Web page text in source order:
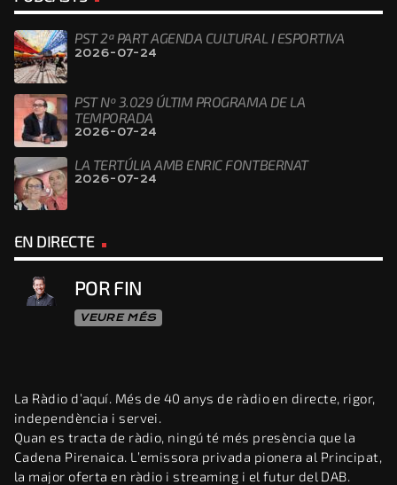
PST 2ª PART AGENDA CULTURAL I ESPORTIVA
2026-07-24
PST Nº 3.029 ÚLTIM PROGRAMA DE LA
TEMPORADA
2026-07-24
LA TERTÚLIA AMB ENRIC FONTBERNAT
2026-07-24
EN DIRECTE
POR FIN
VEURE MÉS
La Ràdio d’aquí. Més de 40 anys de ràdio en directe, rigor,
independència i servei.
Quan es tracta de ràdio, ningú té més presència que la
Cadena Pirenaica. L’emissora privada pionera al Principat,
la major oferta en ràdio i streaming i el futur del DAB.